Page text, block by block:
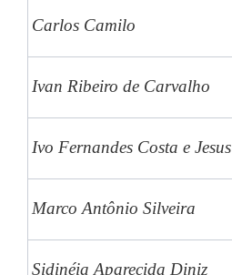
Carlos Camilo
Ivan Ribeiro de Carvalho
Ivo Fernandes Costa e Jesus
Marco Antônio Silveira
Sidinéia Aparecida Diniz